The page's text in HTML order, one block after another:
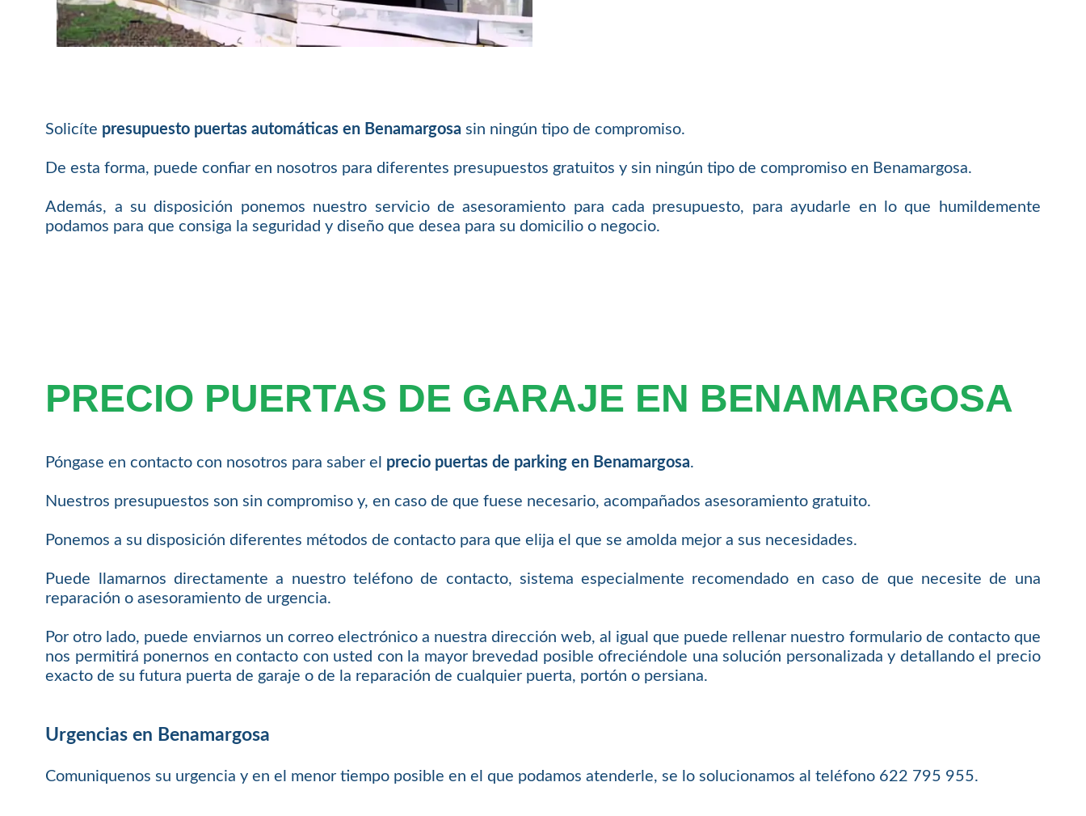
Solicíte presupuesto puertas automáticas en Benamargosa sin ningún tipo de compromiso.
De esta forma, puede confiar en nosotros para diferentes presupuestos gratuitos y sin ningún tipo de compromiso en Benamargosa.
Además, a su disposición ponemos nuestro servicio de asesoramiento para cada presupuesto, para ayudarle en lo que humildemente
podamos para que consiga la seguridad y diseño que desea para su domicilio o negocio.
PRECIO PUERTAS DE GARAJE EN BENAMARGOSA
Póngase en contacto con nosotros para saber el precio puertas de parking en Benamargosa.
Nuestros presupuestos son sin compromiso y, en caso de que fuese necesario, acompañados asesoramiento gratuito.
Ponemos a su disposición diferentes métodos de contacto para que elija el que se amolda mejor a sus necesidades.
Puede llamarnos directamente a nuestro teléfono de contacto, sistema especialmente recomendado en caso de que necesite de una
reparación o asesoramiento de urgencia.
Por otro lado, puede enviarnos un correo electrónico a nuestra dirección web, al igual que puede rellenar nuestro formulario de contacto que
nos permitirá ponernos en contacto con usted con la mayor brevedad posible ofreciéndole una solución personalizada y detallando el precio
exacto de su futura puerta de garaje o de la reparación de cualquier puerta, portón o persiana.
Urgencias en Benamargosa
Comuniquenos su urgencia y en el menor tiempo posible en el que podamos atenderle, se lo solucionamos al teléfono 622 795 955.